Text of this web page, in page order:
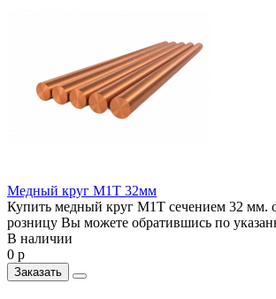
Медный круг М1Т 32мм
Купить медный круг М1Т сечением 32 мм.
розницу Вы можете обратившись по
В наличии
0 р
Заказать